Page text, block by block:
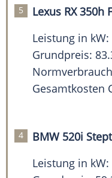
Lexus RX 350h
Leistung in kW:
Grundpreis:
Gesamtkosten
BMW 520i
Leistung in kW: